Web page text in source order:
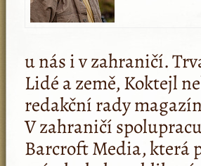
u nás i v zahraničí.
Lidé a země, Koktejl
redakční rady
V zahraničí
Barcroft Media, která